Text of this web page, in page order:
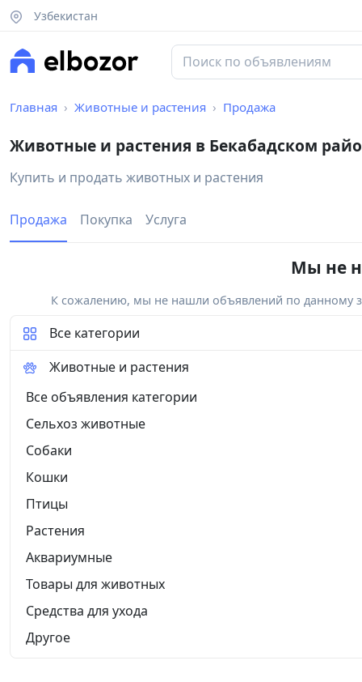
Узбекистан
Главная Животные и растения Продажа
Животные и растения в Бекабадском
Купить и продать животных и растения
Продажа Покупка Услуга
Мы не
К сожалению, мы не нашли объявлений по данному
Все категории
Животные и растения
Все объявления категории
Сельхоз животные
Собаки
Кошки
Птицы
Растения
Аквариумные
Товары для животных
Средства для ухода
Другое